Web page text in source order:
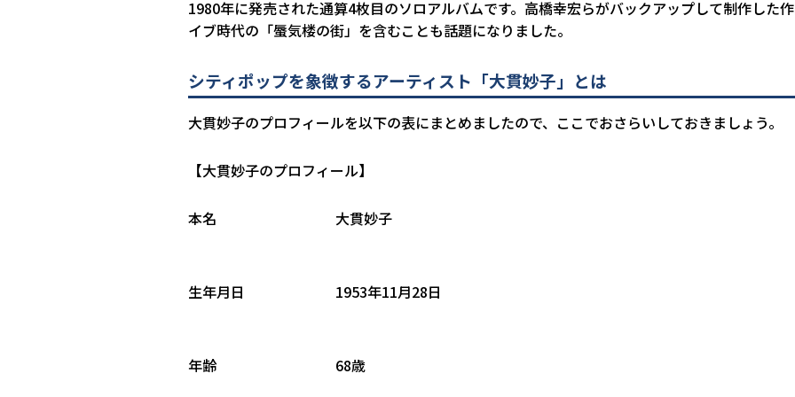
1980年に発売された通算4枚目のソロアルバムです。高橋幸宏らがバックアップして制作した
イブ時代の「蜃気楼の街」を含むことも話題になりました。
シティポップを象徴するアーティスト「大貫妙子」とは
大貫妙子のプロフィールを以下の表にまとめましたので、ここでおさらいしておきましょう。
【大貫妙子のプロフィール】
本名 大貫妙子
生年月日 1953年11月28日
年齢 68歳